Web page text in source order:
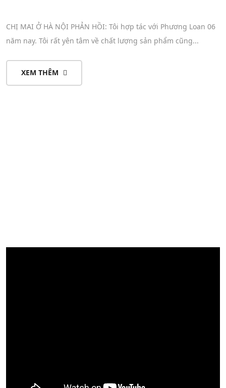
CHỊ MAI Ở HÀ NỘI PHẢN HỒI: Tôi hợp tác với Phương Loan 06
năm nay. Tôi rất yên tâm về chất lượng sản phẩm cũng...
XEM THÊM